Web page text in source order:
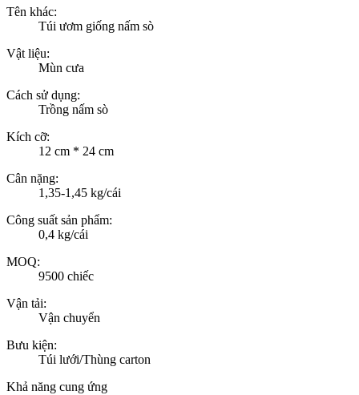
Tên khác:
Túi ươm giống nấm sò
Vật liệu:
Mùn cưa
Cách sử dụng:
Trồng nấm sò
Kích cỡ:
12 cm * 24 cm
Cân nặng:
1,35-1,45 kg/cái
Công suất sản phẩm:
0,4 kg/cái
MOQ:
9500 chiếc
Vận tải:
Vận chuyển
Bưu kiện:
Túi lưới/Thùng carton
Khả năng cung ứng